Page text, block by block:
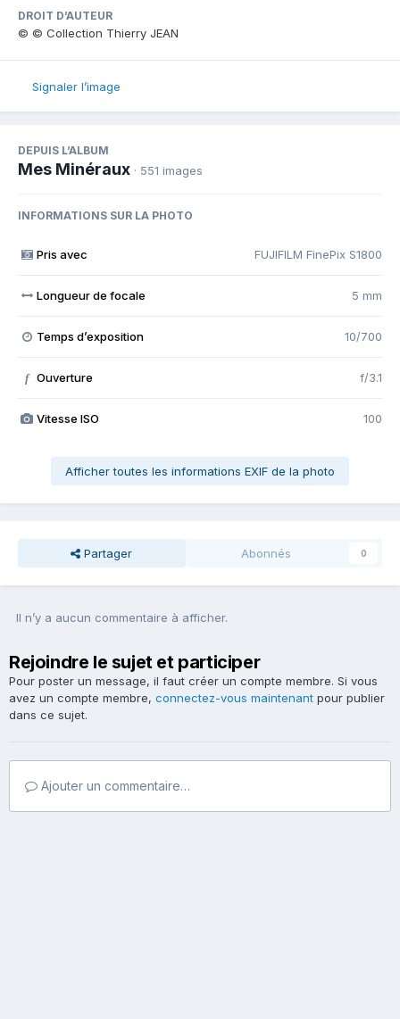
DROIT D’AUTEUR
© © Collection Thierry JEAN
Signaler l’image
DEPUIS L’ALBUM
Mes Minéraux · 551 images
INFORMATIONS SUR LA PHOTO
Pris avec FUJIFILM FinePix S1800
Longueur de focale 5 mm
Temps d’exposition 10/700
f Ouverture f/3.1
Vitesse ISO 100
Afficher toutes les informations EXIF de la photo
Partager Abonnés 0
Il n’y a aucun commentaire à afficher.
Rejoindre le sujet et participer
Pour poster un message, il faut créer un compte membre. Si vous
avez un compte membre, connectez-vous maintenant pour publier
dans ce sujet.
Ajouter un commentaire…